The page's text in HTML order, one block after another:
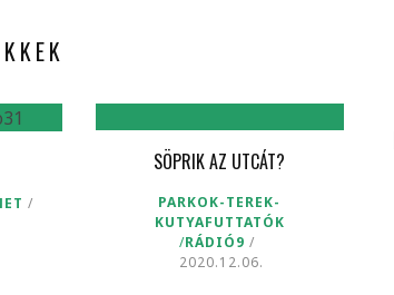
SÖPRIK AZ UTCÁT?
PARKOK-TEREK-
KUTYAFUTTATÓK
/RÁDIÓ9
2020.12.06.